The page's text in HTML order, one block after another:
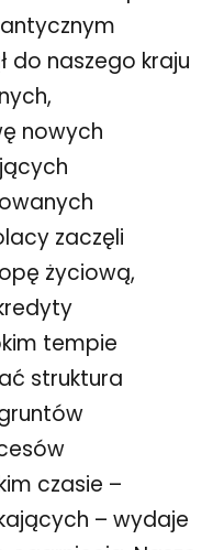
do naszego kraju
nowych
zaczęli
życiową,
tempie
struktura
czasie –
– wydaje